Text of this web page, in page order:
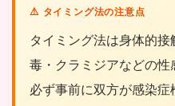
⚠️ タイミング法の注意点
タイミング法は身体的
毒・クラミジアなどの性
必ず事前に双方が感染